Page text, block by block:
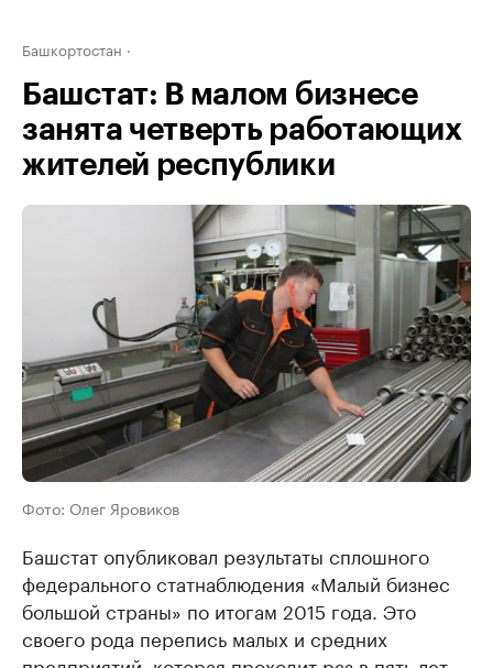
Башкортостан
Башстат: В малом бизнесе
занята четверть работающих
жителей республики
Фото: Олег Яровиков
Башстат опубликовал результаты сплошного
федерального статнаблюдения «Малый бизнес
большой страны» по итогам 2015 года. Это
своего рода перепись малых и средних